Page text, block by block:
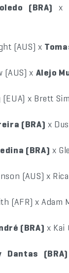
(BRA) x
(AUS) x
(AUS) x Alejo
(EUA) x Brett
(BRA) x
(BRA) x
(AUS) x
(AFR) x Adam
(BRA) x Kai
Dantas (BRA)